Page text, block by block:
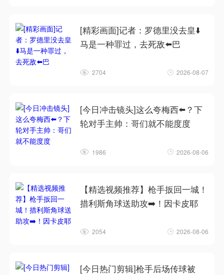
[精彩画面]记者：罗德里没去皇⬇️
马是一种罪过，去死敌⬅️巴
2704 2026-08-07
[今日冲击镜头]这么夸梅西⬅️？下
轮对手主帅：哥们就不能度度
1986 2026-08-06
【精选视频推荐】枪手扳回一城！
措利斯角球送助攻➡️！因卡皮耶
2054 2026-08-06
[今日热门剪辑]枪手后场传球被